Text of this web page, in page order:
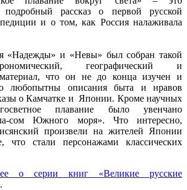
подробный рассказ о первой русской
и о том, как Россия налаживала
«Надежды» и «Невы» был собран такой
географический и
материал, что он не до конца изучен и
любопытны описания быта и нравов
о Камчатке и Японии. Кроме научных
плавание было увенчано
сом Южного моря». Что интересно,
произвели на жителей Японии
что стали персонажами классических
о серии книг «Великие русские
.